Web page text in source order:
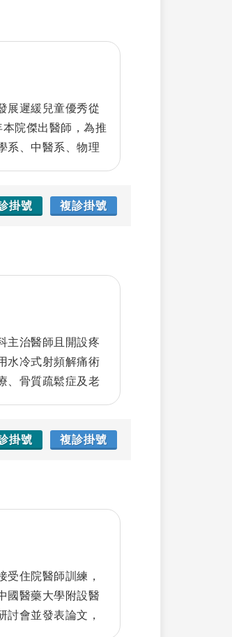
展遲緩兒童優秀從
院傑出醫師，為推
系、中醫系、物理
掛號 複診掛號
主治醫師且開設疼
水冷式射頻解痛術
、骨質疏鬆症及老
射、神經解套注
掛號 複診掛號
受住院醫師訓練，
國醫藥大學附設醫
討會並發表論文，